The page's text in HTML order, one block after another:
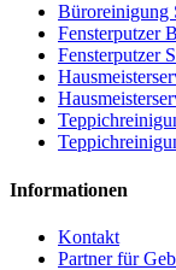
Büroreinigung
Fensterputzer
Fensterputzer
Informationen
Kontakt
Partner für